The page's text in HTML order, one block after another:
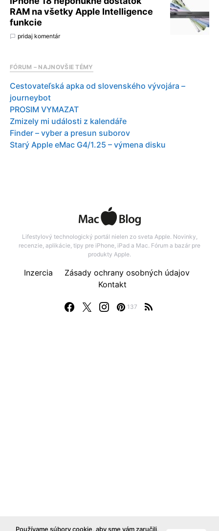
RAM na všetky Apple Intelligence
funkcie
pridaj komentár
FÓRUM – NAJNOVŠIE TÉMY
Cestovateľská apka od slovenského vývojára –
journeybot
PROSIM VYMAZAT
Zmizely mi události z kalendáře
Finder – vyber a presun suborov
Starý Apple eMac G4/1.25 – výmena disku
Lifestylový technologický portál nielen zo sveta Apple. Novinky,
recenzie, aplikácie, tipy pre iPhone, iPad a Mac. Fórum a bazár pre
produkty Apple.
137
Inzercia
Zásady ochrany osobných údajov
Kontakt
Používame súbory cookie, aby sme vám zaručili,